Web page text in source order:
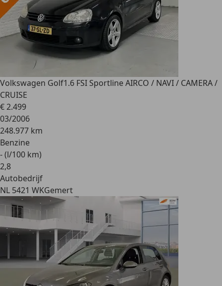
Volkswagen Golf1.6 FSI Sportline AIRCO / NAVI / CAMERA /
CRUISE
€ 2.499
03/2006
248.977 km
Benzine
- (l/100 km)
2,8
Autobedrijf
NL 5421 WKGemert